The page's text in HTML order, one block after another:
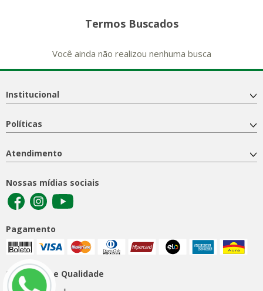
Termos Buscados
Você ainda não realizou nenhuma busca
Institucional
Políticas
Atendimento
Nossas mídias sociais
Pagamento
Segurança e Qualidade